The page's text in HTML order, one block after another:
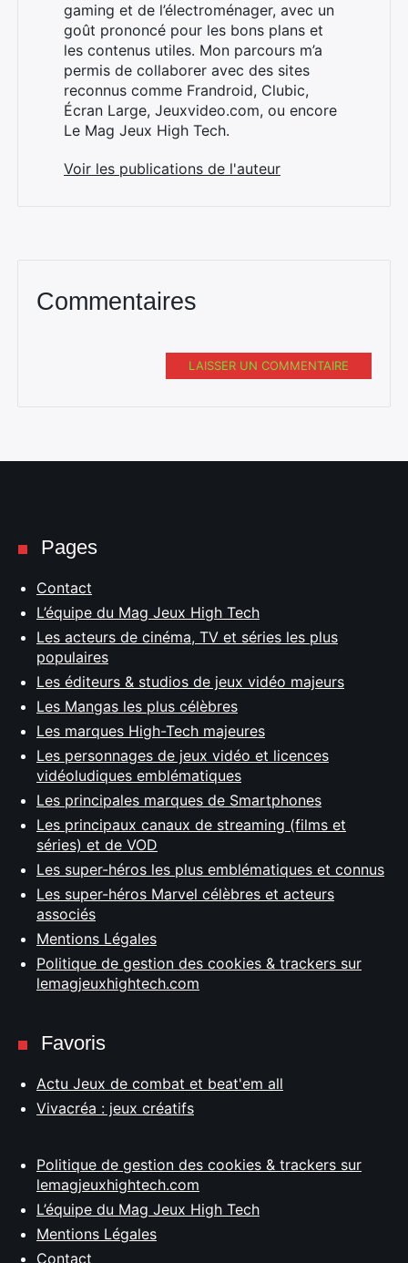
gaming et de l’électroménager, avec un
goût prononcé pour les bons plans et
les contenus utiles. Mon parcours m’a
permis de collaborer avec des sites
reconnus comme Frandroid, Clubic,
Écran Large, Jeuxvideo.com, ou encore
Le Mag Jeux High Tech.
Voir les publications de l'auteur
Commentaires
LAISSER UN COMMENTAIRE
Pages
Contact
L’équipe du Mag Jeux High Tech
Les acteurs de cinéma, TV et séries les plus
populaires
Les éditeurs & studios de jeux vidéo majeurs
Les Mangas les plus célèbres
Les marques High-Tech majeures
Les personnages de jeux vidéo et licences
vidéoludiques emblématiques
Les principales marques de Smartphones
Les principaux canaux de streaming (films et
séries) et de VOD
Les super-héros les plus emblématiques et connus
Les super-héros Marvel célèbres et acteurs
associés
Mentions Légales
Politique de gestion des cookies & trackers sur
lemagjeuxhightech.com
Favoris
Actu Jeux de combat et beat'em all
Vivacréa : jeux créatifs
Politique de gestion des cookies & trackers sur
lemagjeuxhightech.com
L’équipe du Mag Jeux High Tech
Mentions Légales
Contact